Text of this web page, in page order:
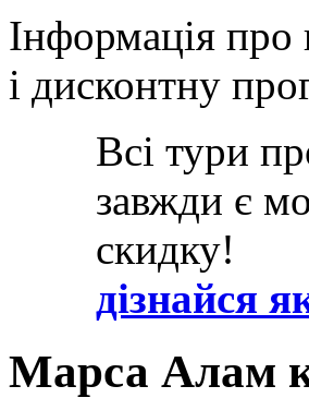
Інформація про
і дисконтну
Всі тури
завжди є
скидку!
дізнайся
Марса Алам